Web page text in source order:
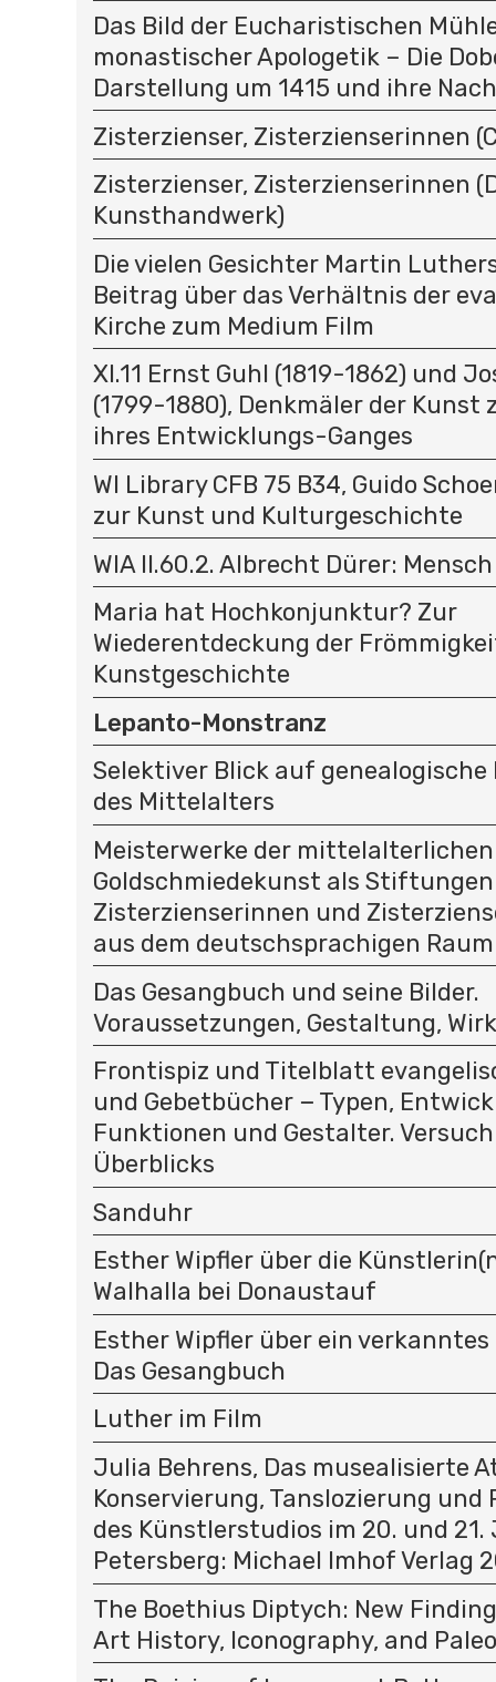
Das Bild der Eucharistischen
monastischer Apologetik – Die
Darstellung um 1415 und ihre
Zisterzienser, Zisterzienserinnen
Zisterzienser, Zisterzienserinnen
Kunsthandwerk)
Die vielen Gesichter Martin
Beitrag über das Verhältnis der
Kirche zum Medium Film
XI.11 Ernst Guhl (1819-1862) und
(1799-1880), Denkmäler der Kunst
ihres Entwicklungs-Ganges
WI Library CFB 75 B34, Guido
zur Kunst und Kulturgeschichte
WIA II.60.2. Albrecht Dürer:
Maria hat Hochkonjunktur? Zur
Wiederentdeckung der
Kunstgeschichte
Lepanto-Monstranz
Selektiver Blick auf genealogische
des Mittelalters
Meisterwerke der mittelalterlichen
Goldschmiedekunst als
Zisterzienserinnen und
aus dem deutschsprachigen Raum
Das Gesangbuch und seine Bilder.
Voraussetzungen, Gestaltung,
Frontispiz und Titelblatt
und Gebetbücher − Typen,
Funktionen und Gestalter.
Überblicks
Sanduhr
Esther Wipfler über die
Walhalla bei Donaustauf
Esther Wipfler über ein
Das Gesangbuch
Luther im Film
Julia Behrens, Das musealisierte
Konservierung, Tanslozierung
des Künstlerstudios im 20. und
Petersberg: Michael Imhof Verlag
The Boethius Diptych: New
Art History, Iconography, and